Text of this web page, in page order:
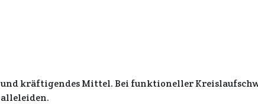
kräftigendes Mittel. Bei funktioneller